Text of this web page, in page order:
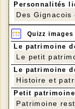
Nous étions 11
Château de
Personnalités
Des Gignacois
Quizz images
Le patrimoine
Le petit
Le patrimoine
Histoire et
Petit
Patrimoine